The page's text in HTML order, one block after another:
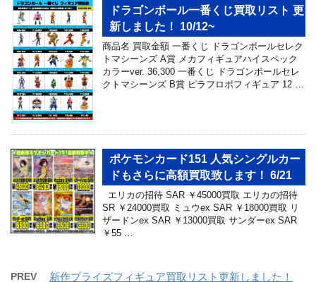
ドラゴンボール一番くじ買取リスト 更
新しました！ 10/12~
商品名 買取金額 一番くじ ドラゴンボールセレク
トマシーンズ A賞 メカフィギュアハイスペック
カラーver. 36,300 一番くじ ドラゴンボールセレ
クトマシーンズ B賞 ピラフロボフィギュア 12 …
ポケモンカード151 人気シングルカー
ドもさらに高額買取致します！ 6/21
エリカの招待 SAR ￥45000買取 エリカの招待
SR ￥24000買取 ミュウex SAR ￥18000買取 リ
ザードンex SAR ￥13000買取 サンダーex SAR
￥55 …
PREV 新作プライズフィギュア買取リスト更新しました！